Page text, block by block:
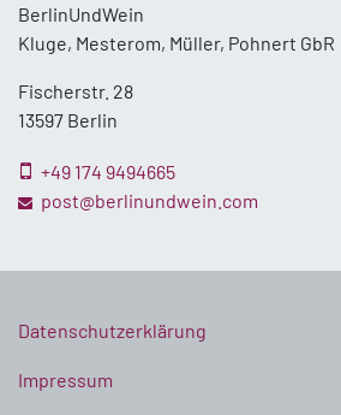
BerlinUndWein
Kluge, Mesterom, Müller, Pohnert GbR
Fischerstr. 28
13597 Berlin
+49 174 9494665
post@berlinundwein.com
Datenschutzerklärung
Impressum